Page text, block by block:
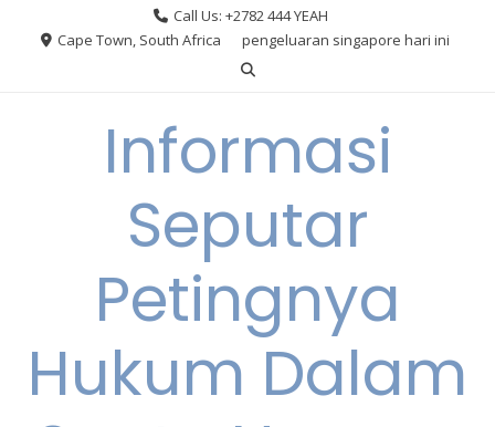
Call Us: +2782 444 YEAH
Cape Town, South Africa
pengeluaran singapore hari ini
Informasi
Seputar
Petingnya
Hukum Dalam